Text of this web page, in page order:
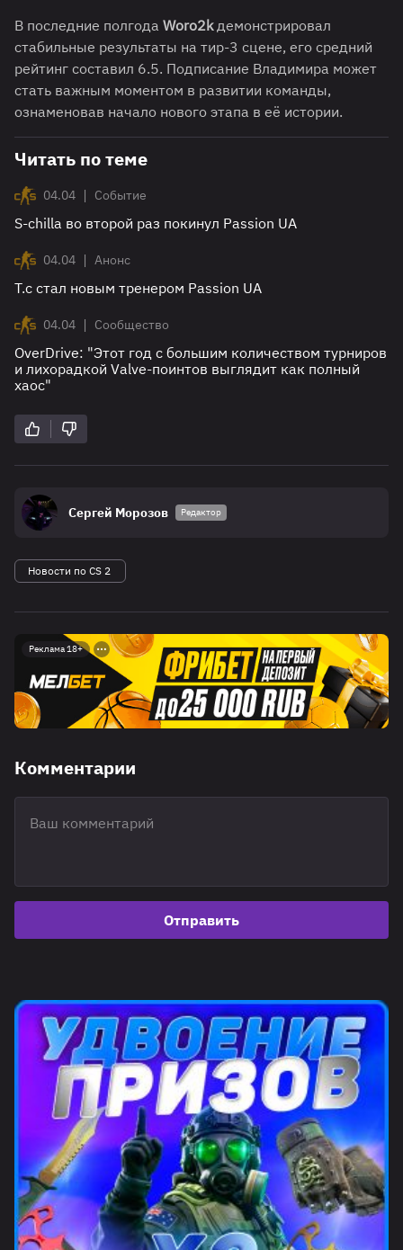
В последние полгода Woro2kдемонстрировал
стабильные результаты на тир-3 сцене, его средний
рейтинг составил 6.5. Подписание Владимира может
стать важным моментом в развитии команды,
ознаменовав начало нового этапа в её истории.
Читать по теме
04.04 | Событие
S-chilla во второй раз покинул Passion UA
04.04 | Анонс
T.c стал новым тренером Passion UA
04.04 | Сообщество
OverDrive: "Этот год с большим количеством турниров
и лихорадкой Valve-поинтов выглядит как полный
хаос"
Сергей Морозов Редактор
Новости по CS 2
Реклама 18+
Комментарии
Отправить